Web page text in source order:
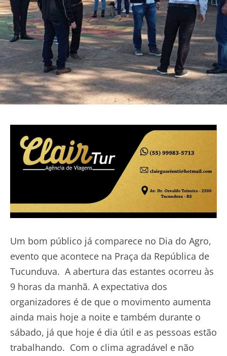
Um bom público já comparece no Dia do Agro,
evento que acontece na Praça da República de
Tucunduva. A abertura das estantes ocorreu às
9 horas da manhã. A expectativa dos
organizadores é de que o movimento aumenta
ainda mais hoje a noite e também durante o
sábado, já que hoje é dia útil e as pessoas estão
trabalhando. Com o clima agradável e não